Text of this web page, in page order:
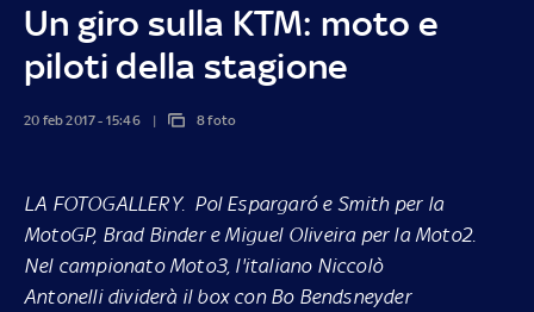
Un giro sulla KTM: moto e
piloti della stagione
20 feb 2017 - 15:46 8 foto
LA FOTOGALLERY. Pol Espargaró e Smith per la
MotoGP, Brad Binder e Miguel Oliveira per la Moto2.
Nel campionato Moto3, l'italiano Niccolò
Antonelli dividerà il box con Bo Bendsneyder